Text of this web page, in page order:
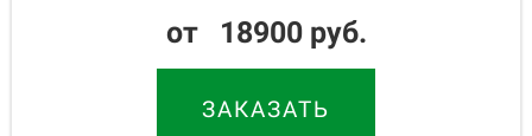
от 18900 руб.
ЗАКАЗАТЬ